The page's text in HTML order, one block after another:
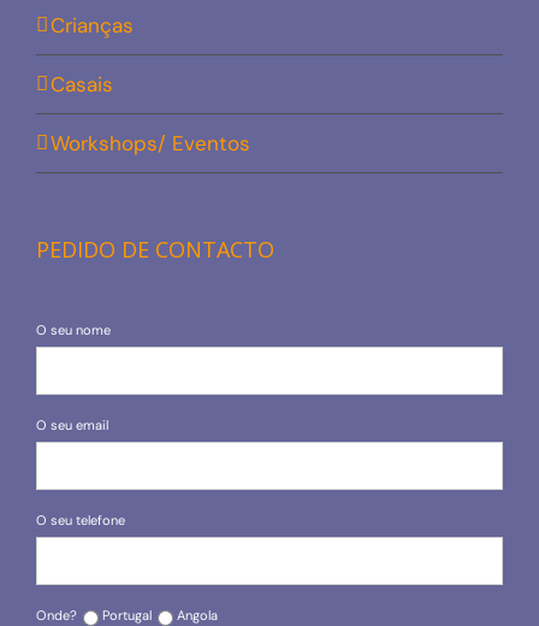
Crianças
Casais
Workshops/ Eventos
PEDIDO DE CONTACTO
O seu nome
O seu email
O seu telefone
Onde? Portugal Angola